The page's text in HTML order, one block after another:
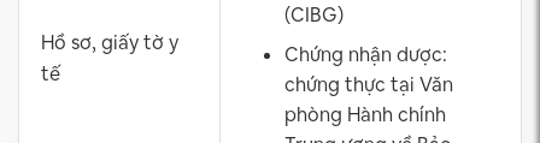
Hồ sơ, giấy tờ y
tế
(CIBG)
Chứng nhận dược:
chứng thực tại Văn
phòng Hành chính